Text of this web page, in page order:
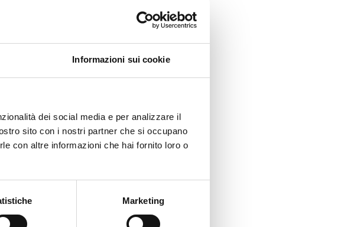
Informazioni sui cookie
dei social media e per analizzare il
sito con i nostri partner che si occupano
con altre informazioni che hai fornito loro o
Marketing
persone. Il CNP ha
l'1,1% del prodotto
di dollari
sviluppatesi
globali nell'era
in